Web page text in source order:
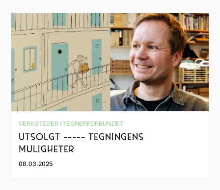
VERKSTEDER I TEGNERFORBUNDET
UTSOLGT ----- TEGNINGENS
MULIGHETER
08.03.2025